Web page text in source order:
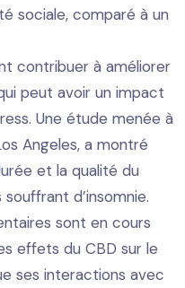
sociale, comparé à un
contribuer à améliorer
peut avoir un impact
Une étude menée à
Angeles, a montré
et la qualité du
d’insomnie.
sont en cours
effets du CBD sur le
ses interactions avec